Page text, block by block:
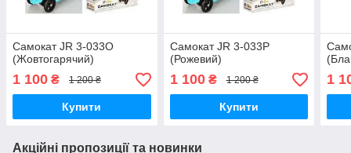
Самокат JR 3-033O
(Жовтогарячий)
1 100 ₴ 1 200 ₴
Купити
Самокат JR 3-033P
(Рожевий)
1 100₴ 1 200 ₴
Купити
1
Акційні пропозиції та новинки